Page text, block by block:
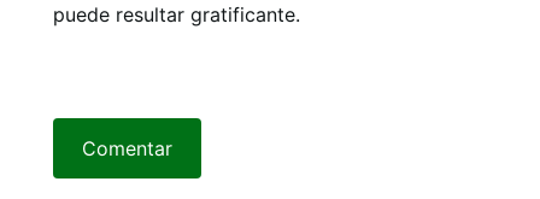
puede resultar gratificante.
Comentar